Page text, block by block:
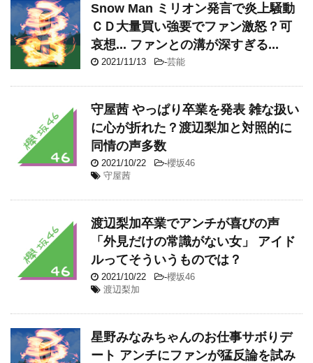
Snow Man ミリオン発言で炎上騒動
ＣＤ大量買い強要でファン激怒？可
哀想... ファンとの溝が深すぎる...
2021/11/13 -芸能
守屋茜 やっぱり卒業を発表 雑な扱い
に心が折れた？渡辺梨加と対照的に
同情の声多数
2021/10/22 -櫻坂46
守屋茜
渡辺梨加卒業でアンチが喜びの声
「外見だけの常識がない女」 アイド
ルってそういうものでは？
2021/10/22 -櫻坂46
渡辺梨加
星野みなみちゃんのお仕事サボりデ
ート アンチにファンが猛反論を試み